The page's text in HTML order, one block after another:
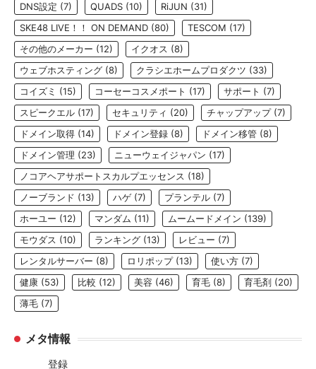
DNS設定 (7) QUADS (10) RiJUN (31)
SKE48 LIVE！！ ON DEMAND (80) TESCOM (17)
その他のメーカー (12) イクオス (8)
ウェブホスティング (8) クラシエホームプロダクツ (33)
コイズミ (15) コーセーコスメポート (17) サポート (7)
スピークエル (17) セキュリティ (20) チャップアップ(7)
ドメイン取得 (14) ドメイン登録 (8) ドメイン移管 (8)
ドメイン管理 (23) ニューウェイジャパン (17)
ノコアヘアサポートスカルプエッセンス (18)
ノーブランド (13) ハゲ (7) プランテル (7)
ホーユー (12) マンダム (11) ムームードメイン (139)
モウダス (10) ランキング (13) レビュー (7)
レンタルサーバー (8) ロリポップ(13) 使い方 (7)
健康 (53) 比較 (12) 美容 (46) 育毛 (8) 育毛剤 (20)
薄毛 (7)
メタ情報
登録